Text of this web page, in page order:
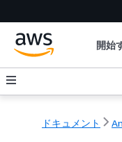
開始
ドキュメント